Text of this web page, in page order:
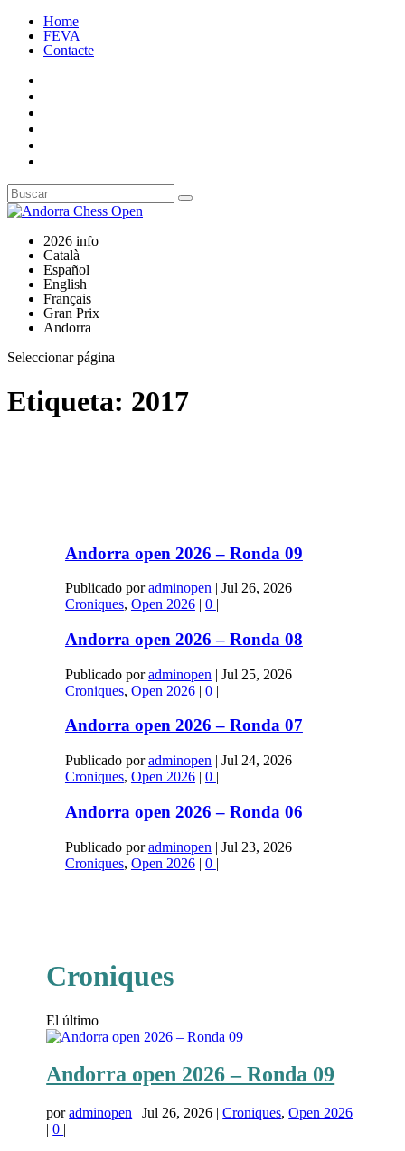
Home
FEVA
Contacte
2026 info
Català
Español
English
Français
Gran Prix
Andorra
Seleccionar página
Etiqueta: 2017
Andorra open 2026 – Ronda 09
Publicado poradminopen | Jul 26, 2026|
Croniques, Open 2026| 0 |
Andorra open 2026 – Ronda 08
Publicado poradminopen | Jul 25, 2026|
Croniques, Open 2026| 0 |
Andorra open 2026 – Ronda 07
Publicado poradminopen | Jul 24, 2026|
Croniques, Open 2026| 0 |
Andorra open 2026 – Ronda 06
Publicado poradminopen | Jul 23, 2026|
Croniques, Open 2026| 0 |
Croniques
El último
Andorra open 2026 – Ronda 09
poradminopen |Jul 26, 2026 |Croniques,Open 2026
|0 |